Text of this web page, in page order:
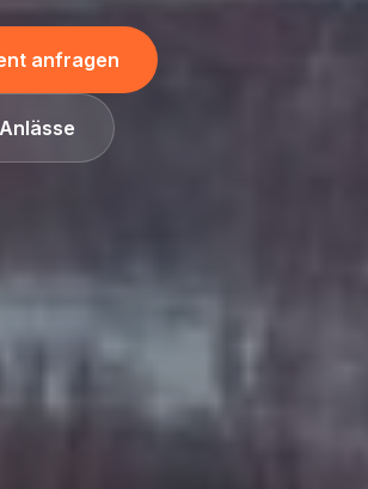
anfragen